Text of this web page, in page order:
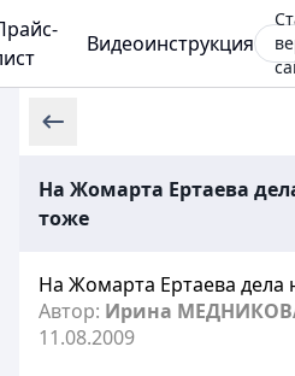
Видеоинструкция
На Жомарта Ертаева
тоже
На Жомарта Ертаева дела
Автор: Ирина
11.08.2009